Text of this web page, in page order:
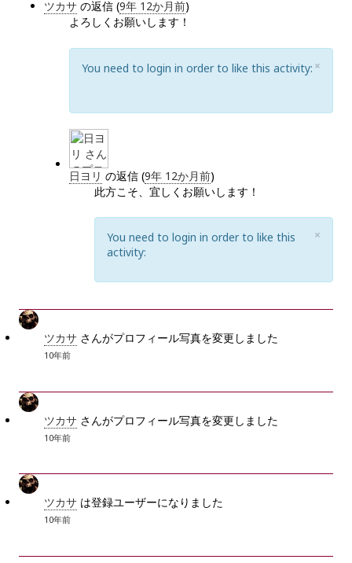
ツカサ の返信 (9年 12か月前)
よろしくお願いします！
×
You need to login in order to like this activity:
日ヨリ の返信 (9年 12か月前)
此方こそ、宜しくお願いします！
×
E
You need to login in order to like this
activity:
ツカサ さんがプロフィール写真を変更しました
10年前
ツカサ さんがプロフィール写真を変更しました
10年前
ツカサ は登録ユーザーになりました
10年前